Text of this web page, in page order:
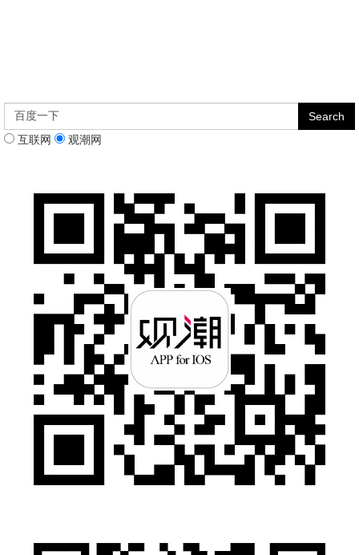
互联网 观潮网